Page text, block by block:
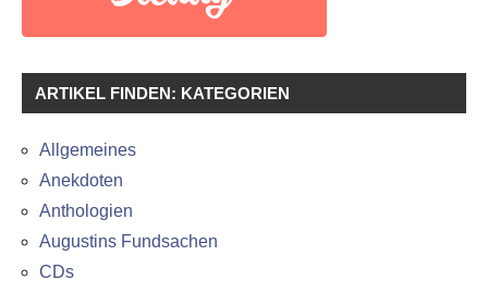
ARTIKEL FINDEN: KATEGORIEN
Allgemeines
Anekdoten
Anthologien
Augustins Fundsachen
CDs